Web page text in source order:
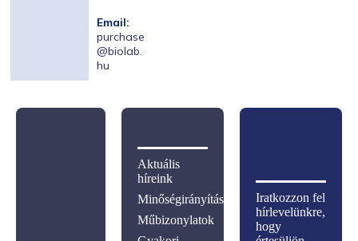
Email:
purchase
@biolab.
hu
Iratkozzon fel
hírlevelünkre,
hogy
Aktuális
híreink
Minőségirányítás
Műbizonylatok